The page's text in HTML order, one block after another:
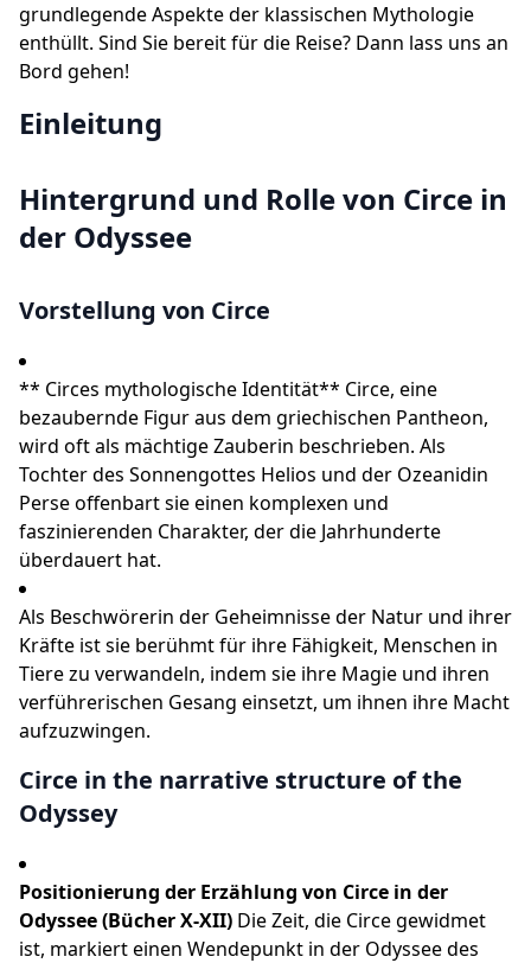
grundlegende Aspekte der klassischen Mythologie
enthüllt. Sind Sie bereit für die Reise? Dann lass uns an
Bord gehen!
Einleitung
Hintergrund und Rolle von Circe in
der Odyssee
Vorstellung von Circe
** Circes mythologische Identität** Circe, eine
bezaubernde Figur aus dem griechischen Pantheon,
wird oft als mächtige Zauberin beschrieben. Als
Tochter des Sonnengottes Helios und der Ozeanidin
Perse offenbart sie einen komplexen und
faszinierenden Charakter, der die Jahrhunderte
überdauert hat.
Als Beschwörerin der Geheimnisse der Natur und ihrer
Kräfte ist sie berühmt für ihre Fähigkeit, Menschen in
Tiere zu verwandeln, indem sie ihre Magie und ihren
verführerischen Gesang einsetzt, um ihnen ihre Macht
aufzuzwingen.
Circe in the narrative structure of the
Odyssey
Positionierung der Erzählung von Circe in der
Odyssee (Bücher X-XII) Die Zeit, die Circe gewidmet
ist, markiert einen Wendepunkt in der Odyssee des